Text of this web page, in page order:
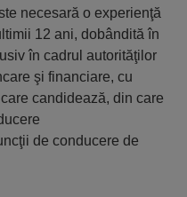
necesară o experienţă
12 ani, dobândită în
în cadrul autorităţilor
şi financiare, cu
candidează, din care
de conducere de